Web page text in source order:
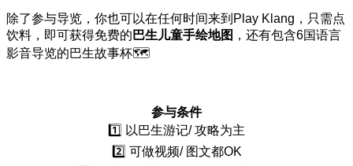
除了参与导览，你也可以在任何时间来到Play Klang，只需点
饮料，即可获得免费的 巴生儿童手绘地图 ，还有包含6国语言
影音导览的巴生故事杯🗺️
参与条件
1️⃣ 以巴生游记/ 攻略为主
2️⃣ 可做视频/ 图文都OK